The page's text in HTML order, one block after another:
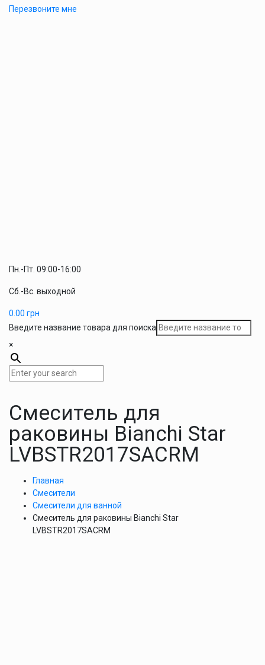
Перезвоните мне
Пн.-Пт. 09:00-16:00
Сб.-Вс. выходной
0.00 грн
Введите название товара для поиска
×
Смеситель для
раковины Bianchi Star
LVBSTR2017SACRM
Главная
Смесители
Смесители для ванной
Смеситель для раковины Bianchi Star
LVBSTR2017SACRM